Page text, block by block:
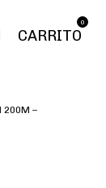
CARRITO
0
200M –